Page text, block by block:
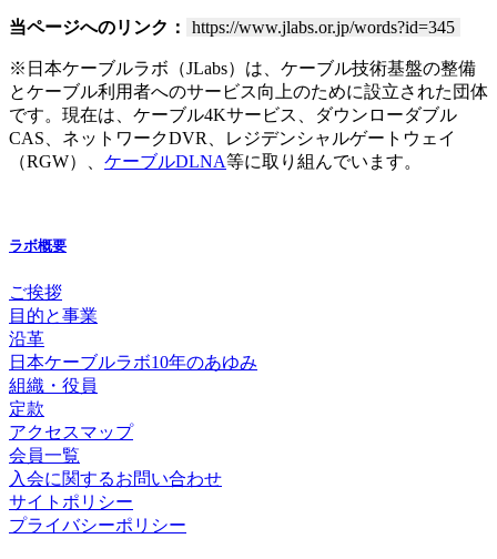
当ページへのリンク： https://www.jlabs.or.jp/words?id=345
※日本ケーブルラボ（JLabs）は、ケーブル技術基盤の整備
とケーブル利用者へのサービス向上のために設立された団体
です。現在は、ケーブル4Kサービス、ダウンローダブル
CAS、ネットワークDVR、レジデンシャルゲートウェイ
（RGW）、 ケーブルDLNA等に取り組んでいます。
ラボ概要
ご挨拶
目的と事業
沿革
日本ケーブルラボ10年のあゆみ
組織・役員
定款
アクセスマップ
会員一覧
入会に関するお問い合わせ
サイトポリシー
プライバシーポリシー